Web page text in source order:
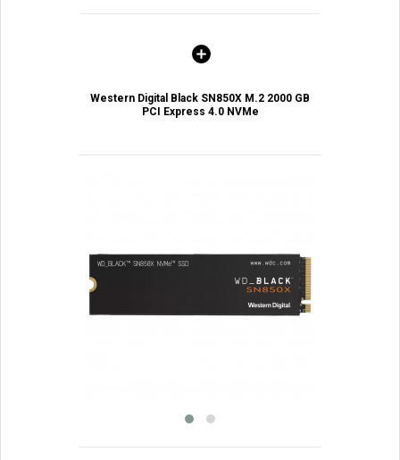
Western Digital Black SN850X M.2 2000 GB
PCI Express 4.0 NVMe